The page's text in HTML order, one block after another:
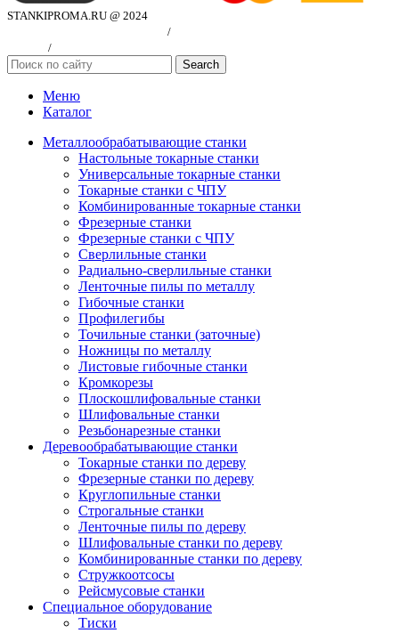
STANKIPROMA.RU @ 2024
/
/
Search
Меню
Каталог
Металлообрабатывающие станки
Настольные токарные станки
Универсальные токарные станки
Токарные станки с ЧПУ
Комбинированные токарные станки
Фрезерные станки
Фрезерные станки с ЧПУ
Сверлильные станки
Радиально-сверлильные станки
Ленточные пилы по металлу
Гибочные станки
Профилегибы
Точильные станки (заточные)
Ножницы по металлу
Листовые гибочные станки
Кромкорезы
Плоскошлифовальные станки
Шлифовальные станки
Резьбонарезные станки
Деревообрабатывающие станки
Токарные станки по дереву
Фрезерные станки по дереву
Круглопильные станки
Строгальные станки
Ленточные пилы по дереву
Шлифовальные станки по дереву
Комбинированные станки по дереву
Стружкоотсосы
Рейсмусовые станки
Специальное оборудование
Тиски